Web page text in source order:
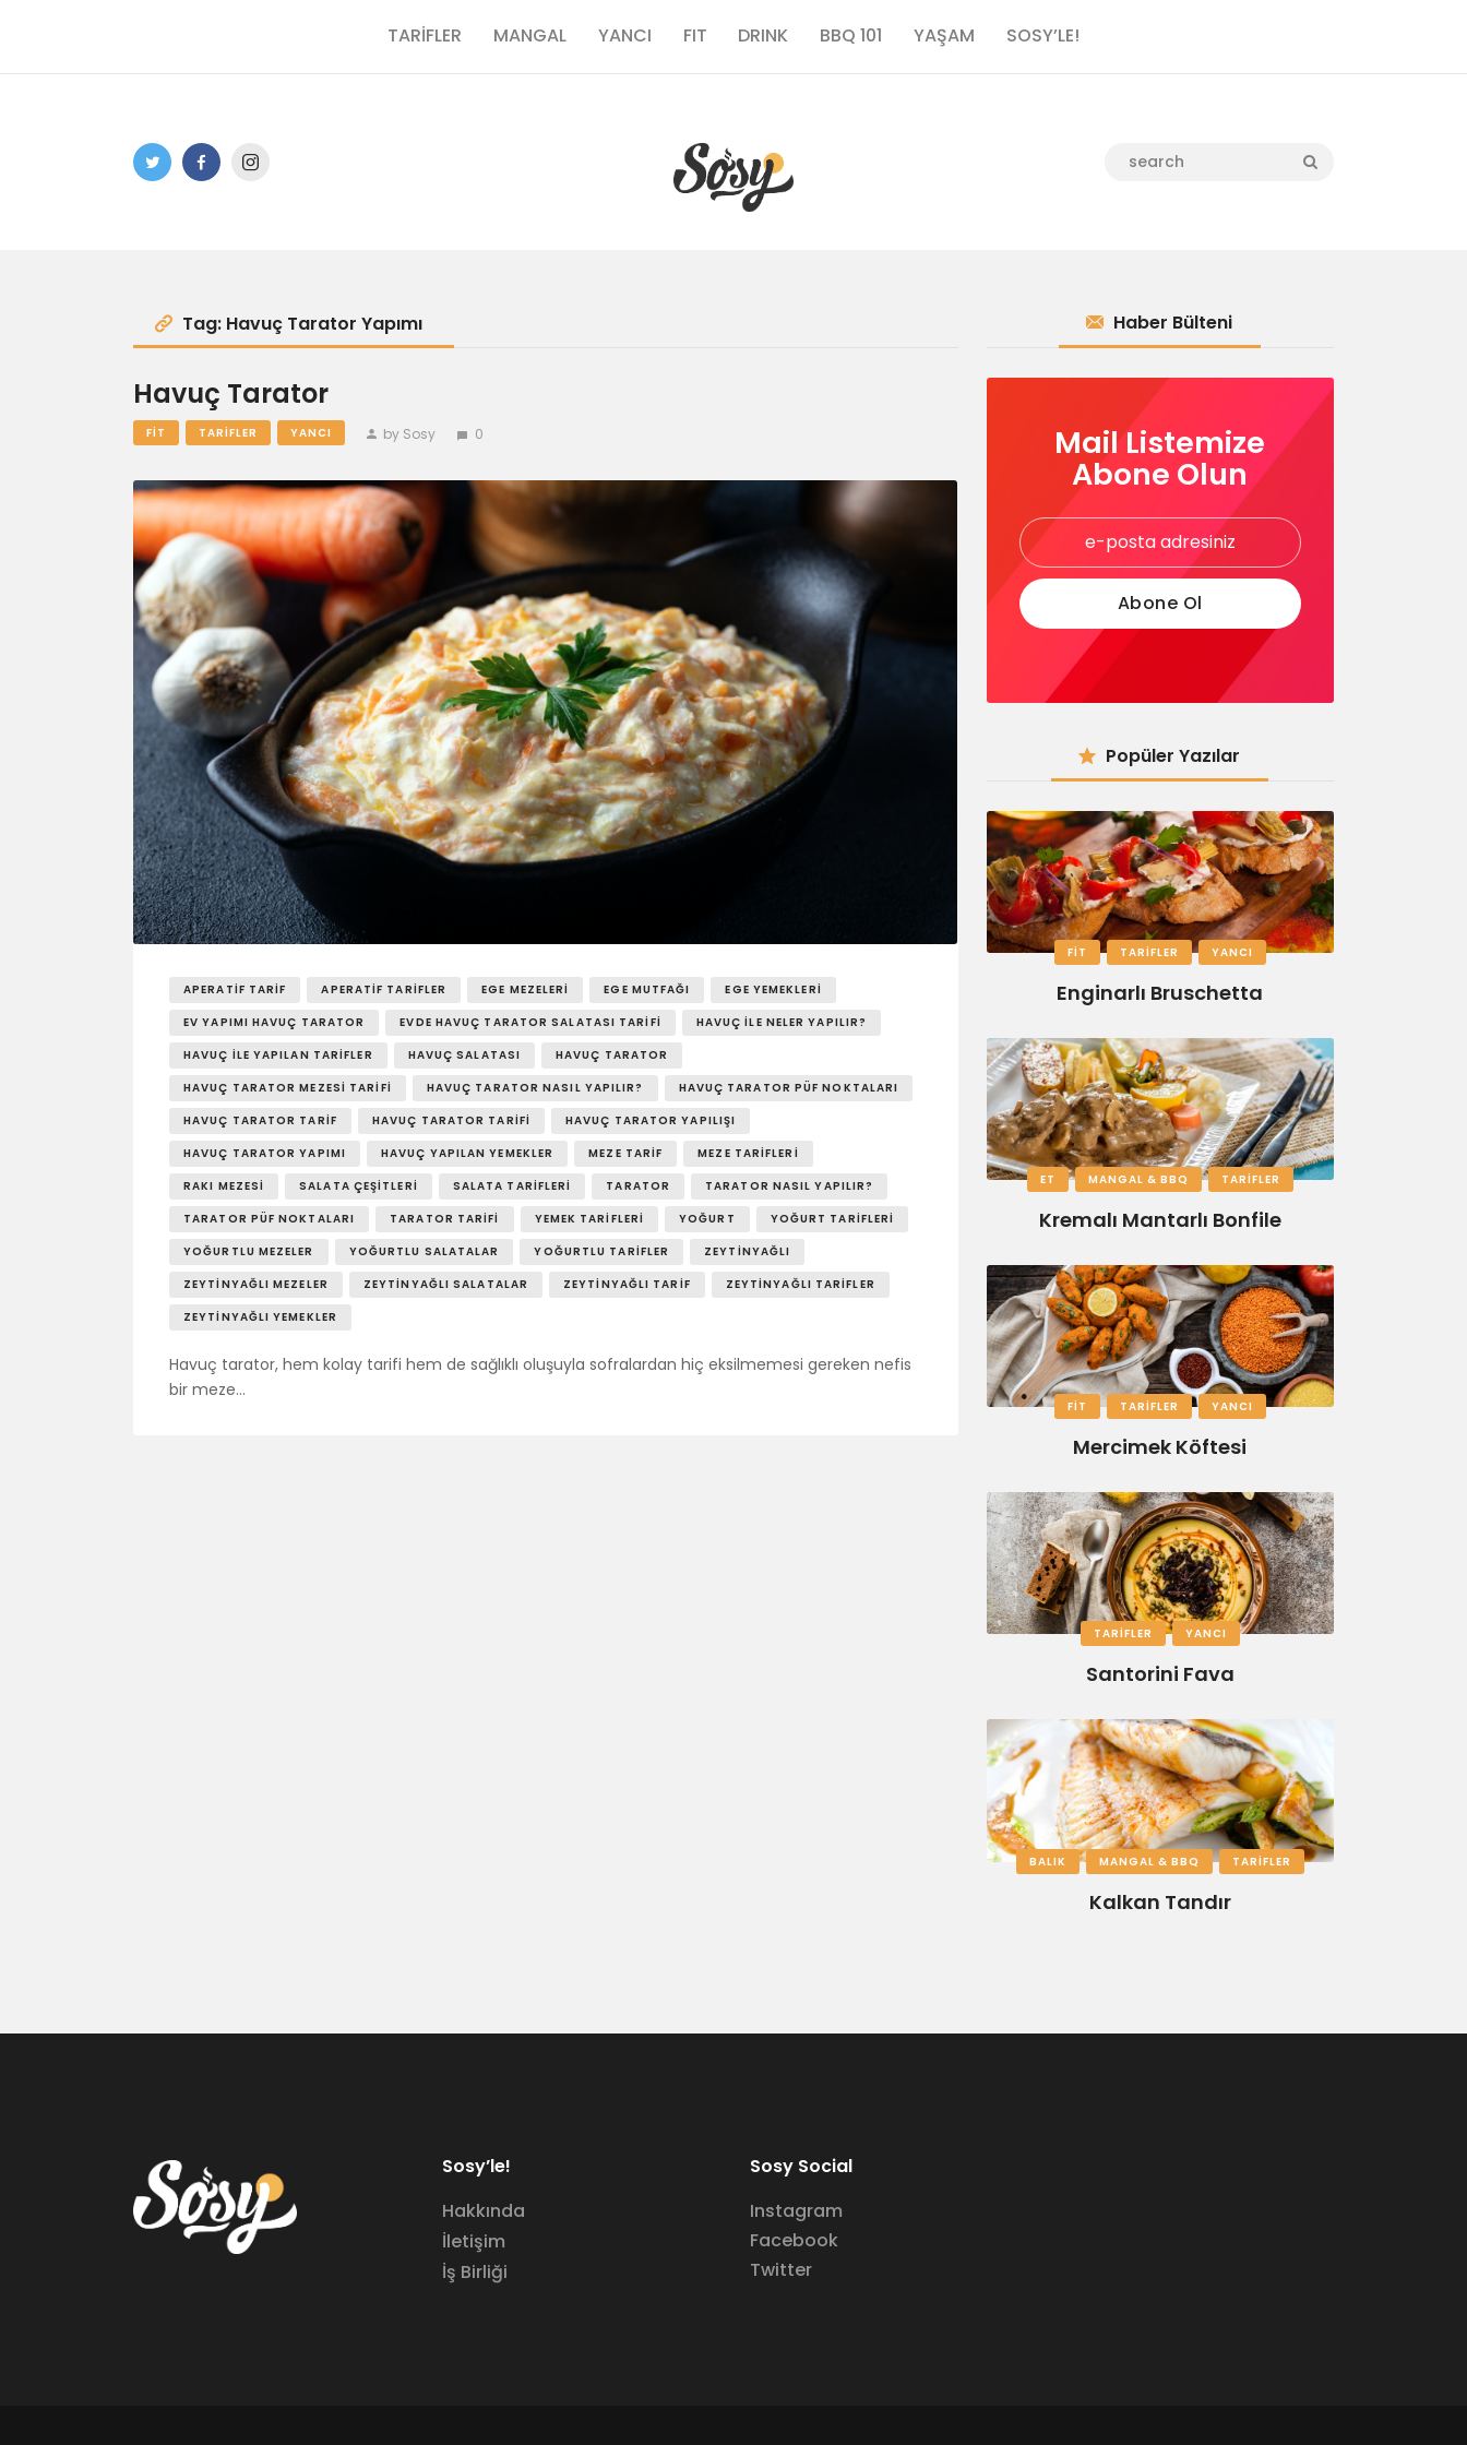
TARİFLER MANGAL YANCI FIT DRINK BBQ 101 YAŞAM SOSY’LE!
TARİFLER
YANCI
SOSY’LE!
Tag: Havuç Tarator Yapımı
Havuç Tarator
FIT TARIFLER YANCI by Sosy 0
APERATIF TARIF APERATIF TARIFLER EGE MEZELERI EGE MUTFAĞI
EGE YEMEKLERI
EV YAPIMI HAVUÇ TARATOR
EVDE HAVUÇ TARATOR SALATASI TARIFI
HAVUÇ ILE NELER YAPILIR?
HAVUÇ ILE YAPILAN TARIFLER
HAVUÇ SALATASI
HAVUÇ TARATOR
HAVUÇ TARATOR MEZESI TARIFI
HAVUÇ TARATOR NASIL YAPILIR?
HAVUÇ TARATOR PÜF NOKTALARI
HAVUÇ TARATOR TARIF
HAVUÇ TARATOR TARIFI
HAVUÇ TARATOR YAPILIŞI
HAVUÇ TARATOR YAPIMI
HAVUÇ YAPILAN YEMEKLER MEZE TARIF
MEZE TARIFLERI
RAKI MEZESI
SALATA ÇEŞITLERI SALATA TARIFLERI TARATOR
TARATOR NASIL YAPILIR?
TARATOR PÜF NOKTALARI
TARATOR TARIFI YEMEK TARIFLERI YOĞURT
YOĞURT TARIFLERI
YOĞURTLU MEZELER
YOĞURTLU SALATALAR YOĞURTLU TARIFLER
ZEYTINYAĞLI
ZEYTINYAĞLI MEZELER
ZEYTINYAĞLI SALATALAR ZEYTINYAĞLI TARIF
ZEYTINYAĞLI TARIFLER
ZEYTINYAĞLI YEMEKLER
Havuç tarator, hem kolay tarifi hem de sağlıklı oluşuyla sofralardan hiç eksilmemesi gereken nefis
bir meze…
Haber Bülteni
Mail Listemize
Abone Olun
Popüler Yazılar
FIT TARIFLER YANCI
Enginarlı Bruschetta
ET MANGAL & BBQ TARIFLER
Kremalı Mantarlı Bonfile
FIT TARIFLER YANCI
Mercimek Köftesi
TARIFLER YANCI
Santorini Fava
BALIK MANGAL & BBQ TARIFLER
Kalkan Tandır
Sosy’le!
Hakkında
İletişim
İş Birliği
Sosy Social
Instagram
Facebook
Twitter